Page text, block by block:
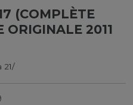
(COMPLÈTE
ORIGINALE 2011
21/